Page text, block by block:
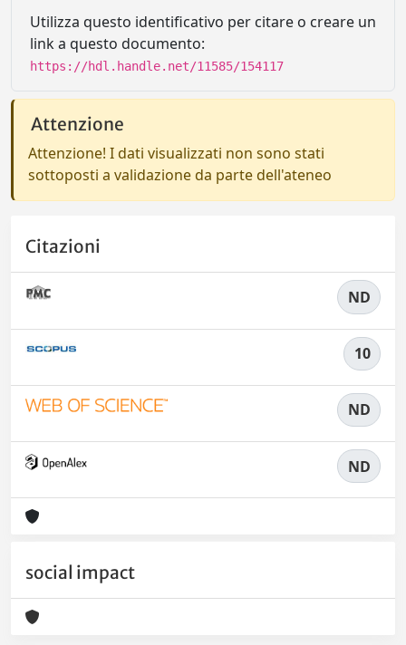
Utilizza questo identificativo per citare o creare un
link a questo documento:
https://hdl.handle.net/11585/154117
Attenzione
Attenzione! I dati visualizzati non sono stati
sottoposti a validazione da parte dell'ateneo
Citazioni
ND
10
ND
ND
social impact